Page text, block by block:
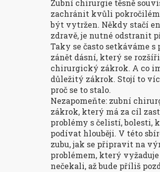
Zubní chirurgie těsně
zachránit kvůli
být vytržen. Někdy stačí
zdravě, je nutné odstranit
Taky se často setkáváme
zánět dásní, který se
chirurgický zákrok. A co
důležitý zákrok. Stojí to
proč se to stalo.
Nezapomeňte: zubní
zákrok, který má za cíl
problémy s čelistí, bolesti,
podívat hlouběji. V této
zubu, jak se připravit na
problémem, který
nečekali, až bude příliš